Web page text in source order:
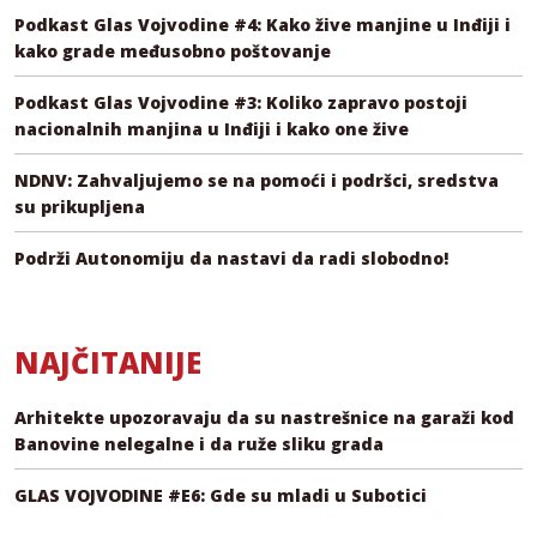
Podkast Glas Vojvodine #4: Kako žive manjine u Inđiji i
kako grade međusobno poštovanje
Podkast Glas Vojvodine #3: Koliko zapravo postoji
nacionalnih manjina u Inđiji i kako one žive
NDNV: Zahvaljujemo se na pomoći i podršci, sredstva
su prikupljena
Podrži Autonomiju da nastavi da radi slobodno!
NAJČITANIJE
Arhitekte upozoravaju da su nastrešnice na garaži kod
Banovine nelegalne i da ruže sliku grada
GLAS VOJVODINE #E6: Gde su mladi u Subotici